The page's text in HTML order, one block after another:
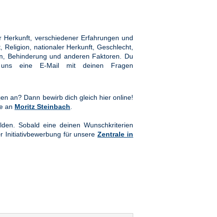
verschiedener Erfahrungen und
nationaler Herkunft, Geschlecht,
Behinderung und anderen Faktoren. Du
eine E-Mail mit deinen Fragen
an? Dann bewirb dich gleich hier online!
an Moritz Steinbach
Sobald eine deinen Wunschkriterien
Initiativbewerbung für unsereZentrale in